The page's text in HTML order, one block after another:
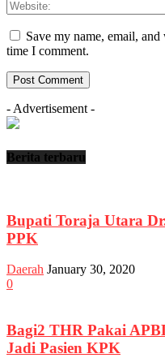
Save my name, email,
time I comment.
- Advertisement -
Berita terbaru
Bupati Toraja Utara
PPK
Daerah January 30, 2020
0
Bagi2 THR Pakai
Jadi Pasien KPK